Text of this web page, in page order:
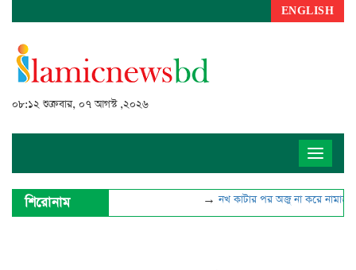
ENGLISH
০৮:১২ শুক্রবার, ০৭ আগস্ট ,২০২৬
Toggle
শিরোনাম →নখ কাটার পর অজু না করে নামাজ